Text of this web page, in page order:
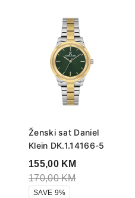
Ženski sat Daniel
Klein DK.1.14166-5
155,00 KM
170,00KM
SAVE 9%